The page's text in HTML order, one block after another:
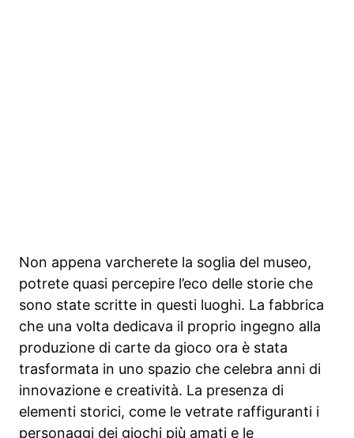
Non appena varcherete la soglia del museo,
potrete quasi percepire l’eco delle storie che
sono state scritte in questi luoghi. La fabbrica
che una volta dedicava il proprio ingegno alla
produzione di carte da gioco ora è stata
trasformata in uno spazio che celebra anni di
innovazione e creatività. La presenza di
elementi storici, come le vetrate raffiguranti i
personaggi dei giochi più amati e le